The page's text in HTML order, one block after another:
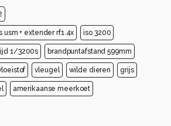
usm + extender rf1.4x iso 3200
1/3200s brandpuntafstand 599mm
vleugel wilde dieren grijs
amerikaanse meerkoet